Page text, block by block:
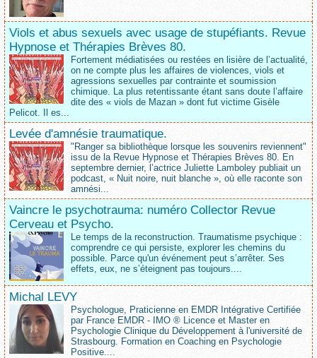
Viols et abus sexuels avec usage de stupéfiants. Revue
Hypnose et Thérapies Brèves 80.
Fortement médiatisées ou restées en lisière de l’actualité,
on ne compte plus les affaires de violences, viols et
agressions sexuelles par contrainte et soumission
chimique. La plus retentissante étant sans doute l’affaire
dite des « viols de Mazan » dont fut victime Gisèle
Pelicot. Il es...
Levée d'amnésie traumatique.
"Ranger sa bibliothèque lorsque les souvenirs reviennent"
issu de la Revue Hypnose et Thérapies Brèves 80. En
septembre dernier, l’actrice Juliette Lamboley publiait un
podcast, « Nuit noire, nuit blanche », où elle raconte son
amnési...
Vaincre le psychotrauma: numéro Collector Revue
Cerveau et Psycho.
Le temps de la reconstruction. Traumatisme psychique :
comprendre ce qui persiste, explorer les chemins du
possible. Parce qu'un événement peut s’arrêter. Ses
effets, eux, ne s’éteignent pas toujours....
Michal LEVY
Psychologue, Praticienne en EMDR Intégrative Certifiée
par France EMDR - IMO ® Licence et Master en
Psychologie Clinique du Développement à l'université de
Strasbourg. Formation en Coaching en Psychologie
Positive....